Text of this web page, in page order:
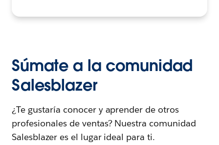
Súmate a la comunidad
Salesblazer
¿Te gustaría conocer y aprender de otros
profesionales de ventas? Nuestra comunidad
Salesblazer es el lugar ideal para ti.